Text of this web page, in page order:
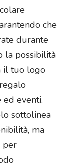
che
durante
la possibilità
il tuo logo
eventi.
sottolinea
ma
per